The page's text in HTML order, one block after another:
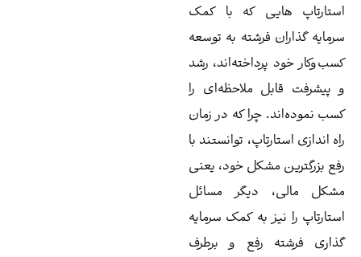
هایی که با کمک
‌گذاران فرشته به توسعه
خود پرداخته‌اند، رشد
قابل ملاحظه‌ای را
نموده‌اند. چرا که در زمان
اندازی استارتاپ، توانستند با
بزرگترین مشکل خود، یعنی
مالی، دیگر مسائل
را نیز به کمک سرمایه‌
فرشته رفع و برطرف